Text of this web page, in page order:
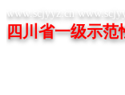
www.scjyyz.cn
四川省一级示范